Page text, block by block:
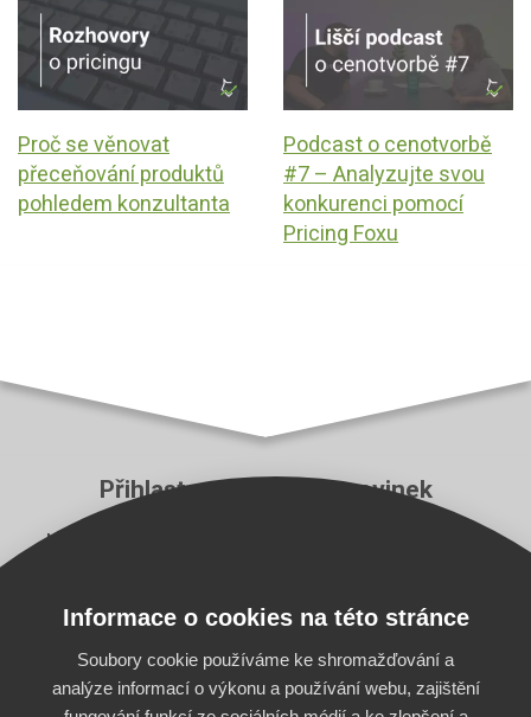
Proč se věnovat
přeceňování produktů
pohledem konzultanta
Podcast o cenotvorbě
#7 – Analyzujte svou
konkurenci pomocí
Pricing Foxu
Přihlaste se k odběru novinek
Neutečou vám ty nejzásadnější novinky z aplikace
E-mailInformace o cookies na této stránce
Soubory cookie používáme ke shromažďování a
analýze informací o výkonu a používání webu, zajištění